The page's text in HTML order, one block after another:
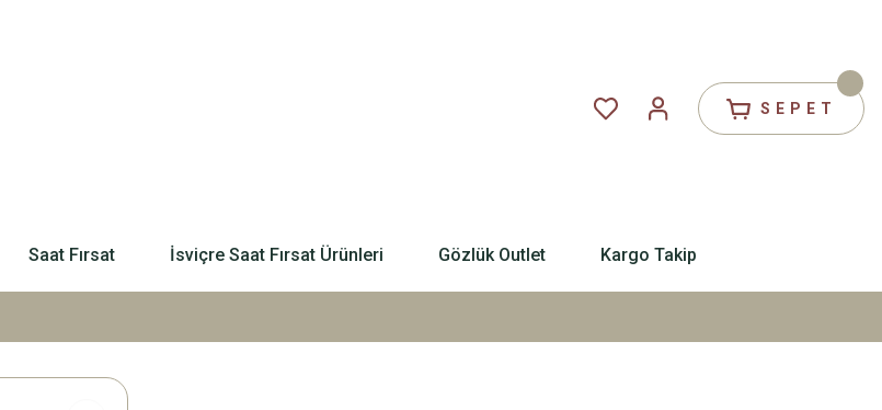
SEPET
Saat Fırsat İsviçre Saat Fırsat Ürünleri Gözlük Outlet Kargo Takip